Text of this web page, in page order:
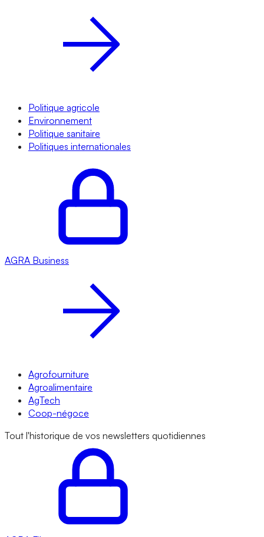
Politique agricole
Environnement
Politique sanitaire
Politiques internationales
AGRA Business
Agrofourniture
Agroalimentaire
AgTech
Coop-négoce
Tout l'historique de vos newsletters quotidiennes